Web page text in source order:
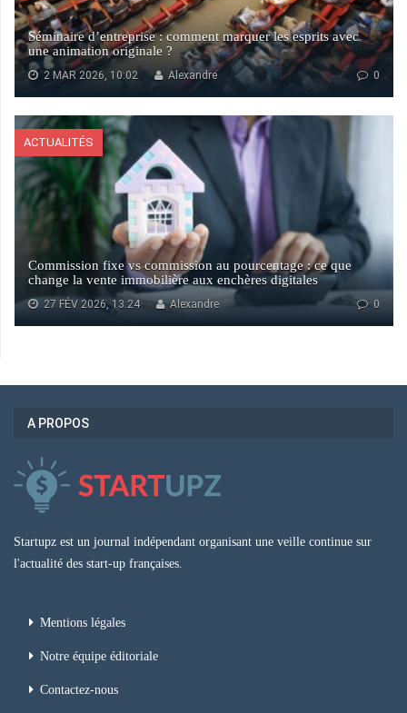
Séminaire d’entreprise : comment marquer les esprits avec
une animation originale ?
2 MAR 2026, 10:02 0
Alexandre
ACTUALITÉS
Commission fixe vs commission au pourcentage : ce que
change la vente immobilière aux enchères digitales
27 FÉV 2026, 13:24 0
Alexandre
A PROPOS
Startupz est un journal indépendant organisant une veille continue sur
l'actualité des start-up françaises.
Mentions légales
Notre équipe éditoriale
Contactez-nous